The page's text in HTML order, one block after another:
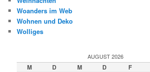
Woanders im Web
Wohnen und Deko
Wolliges
AUGUST 2026
M D M D F